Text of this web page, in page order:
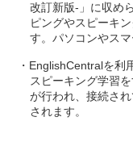
改訂新版-」に収め
ピングやスピーキ
す。パソコンやス
・EnglishCentralを利
スピーキング学習
が行われ、接続さ
されます。